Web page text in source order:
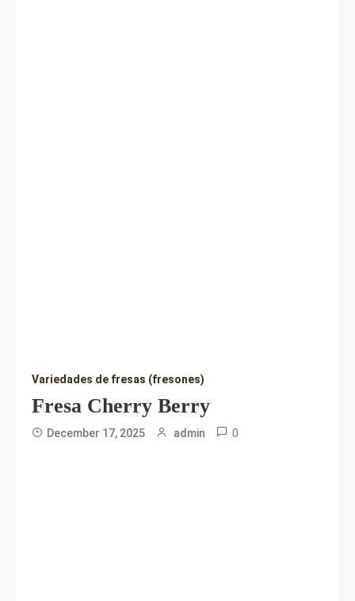
Variedades de fresas (fresones)
Fresa Cherry Berry
December 17, 2025 admin 0